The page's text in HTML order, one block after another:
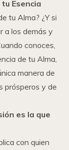
Esencia
tu Alma? ¿Y si
a los demás y
conoces,
de tu Alma,
manera de
prósperos y de
es la que
con quien